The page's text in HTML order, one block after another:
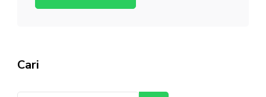
Cari